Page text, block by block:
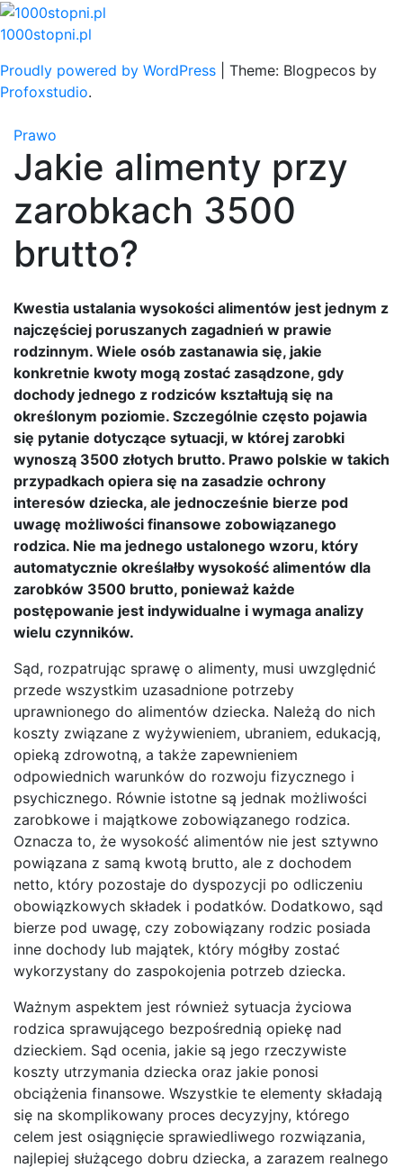
Skip
to
1000stopni.pl
Proudly powered by WordPress
Theme: Blogpecos by
Profoxstudio.
Prawo
Jakie alimenty przy
zarobkach 3500
brutto?
Kwestia ustalania wysokości alimentów jest jednym z
najczęściej poruszanych zagadnień w prawie
rodzinnym. Wiele osób zastanawia się, jakie
konkretnie kwoty mogą zostać zasądzone, gdy
dochody jednego z rodziców kształtują się na
określonym poziomie. Szczególnie często pojawia
się pytanie dotyczące sytuacji, w której zarobki
wynoszą 3500 złotych brutto. Prawo polskie w takich
przypadkach opiera się na zasadzie ochrony
interesów dziecka, ale jednocześnie bierze pod
uwagę możliwości finansowe zobowiązanego
rodzica. Nie ma jednego ustalonego wzoru, który
automatycznie określałby wysokość alimentów dla
zarobków 3500 brutto, ponieważ każde
postępowanie jest indywidualne i wymaga analizy
wielu czynników.
Sąd, rozpatrując sprawę o alimenty, musi uwzględnić
przede wszystkim uzasadnione potrzeby
uprawnionego do alimentów dziecka. Należą do nich
koszty związane z wyżywieniem, ubraniem, edukacją,
opieką zdrowotną, a także zapewnieniem
odpowiednich warunków do rozwoju fizycznego i
psychicznego. Równie istotne są jednak możliwości
zarobkowe i majątkowe zobowiązanego rodzica.
Oznacza to, że wysokość alimentów nie jest sztywno
powiązana z samą kwotą brutto, ale z dochodem
netto, który pozostaje do dyspozycji po odliczeniu
obowiązkowych składek i podatków. Dodatkowo, sąd
bierze pod uwagę, czy zobowiązany rodzic posiada
inne dochody lub majątek, który mógłby zostać
wykorzystany do zaspokojenia potrzeb dziecka.
Ważnym aspektem jest również sytuacja życiowa
rodzica sprawującego bezpośrednią opiekę nad
dzieckiem. Sąd ocenia, jakie są jego rzeczywiste
koszty utrzymania dziecka oraz jakie ponosi
obciążenia finansowe. Wszystkie te elementy składają
się na skomplikowany proces decyzyjny, którego
celem jest osiągnięcie sprawiedliwego rozwiązania,
najlepiej służącego dobru dziecka, a zarazem realnego